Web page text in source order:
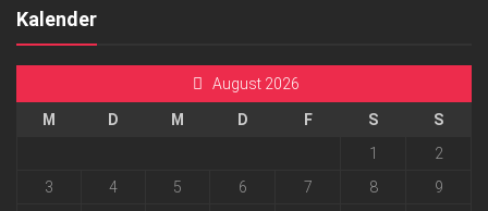
Kalender
August 2026
M D M D F S
S
1
2
3
4 5 6 7 8
9